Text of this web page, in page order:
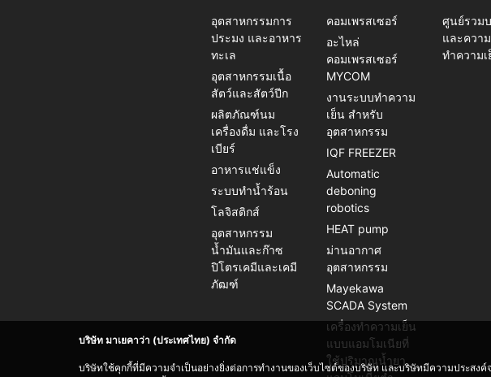
อุตสาหกรรมการ
ประมง และอาหาร
ทะเล
อุตสาหกรรมเนื้อ
สัตว์และสัตว์ปีก
ผลิตภัณฑ์นม
เครื่องดื่ม และโรง
เบียร์
อาหารแช่แข็ง
ระบบทำน้ำร้อน
โลจิสติกส์
อุตสาหกรรม
น้ำมันและก๊าซ
ปิโตรเคมีและเคมี
ภัฒฑ์
คอมเพรสเซอร์
อะไหล่
คอมเพรสเซอร์
MYCOM
งานระบบทำความ
เย็น สำหรับ
อุตสาหกรรม
IQF FREEZER
Automatic
deboning
robotics
HEAT pump
ม่านอากาศ
อุตสาหกรรม
Mayekawa
SCADA System
เครื่องทำความเย็น
แบบแอมโมเนียที่
ใช้ปริมาณน้ำยา
ศูนย์รวม
และควา
ทำความเ
บริษัท มาเยคาว่า (ประเทศไทย) จำกัด
บริษัทใช้คุกกี้ที่มีความจำเป็นอย่างยิ่งต่อการทำงานของเว็บไซต์ของบริษัท และบริษัทมีความประสง